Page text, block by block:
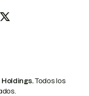
Holdings.Todos los